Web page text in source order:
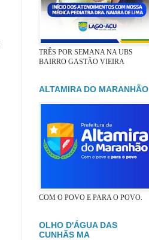
TRÊS POR SEMANA NA UBS
BAIRRO GASTÃO VIEIRA
ALTAMIRA DO MARANHÃO
COM O POVO E PARA O POVO.
OLHO D'ÁGUA DAS
CUNHÃS MA